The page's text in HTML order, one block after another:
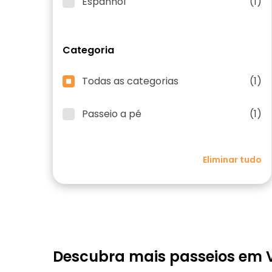
Categoria
Todas as categorias (1)
Passeio a pé (1)
Eliminar tudo
Descubra mais passeios em